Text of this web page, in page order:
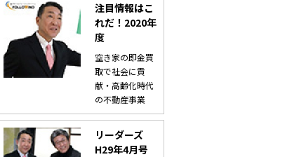
注目情報はこ
れだ！2020年
度
空き家の即金買
取で社会に貢
献・高齢化時代
の不動産事業
リーダーズ
H29年4月号